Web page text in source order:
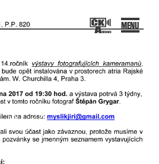
P
ř
e
j
í
t
o
b
s
a
h
w
e
b
KAMERAMANŮ